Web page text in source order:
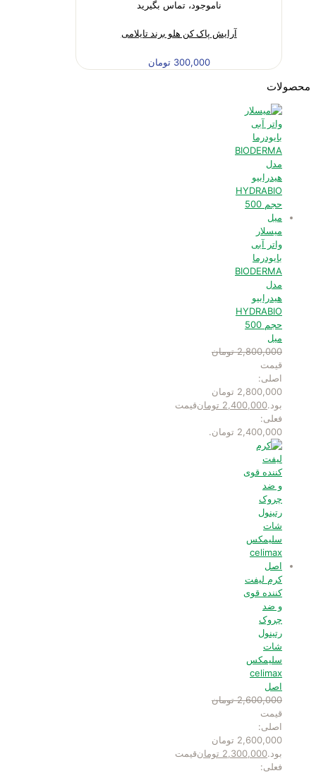
ناموجود، تماس بگیرید
آرایش پاک کن هلو برند تایلامی
300,000 تومان
محصولات
میسلار
واتر آبی
بایودرما
BIODERMA
مدل
هیدرابیو
HYDRABIO
حجم 500
میل
2,800,000 تومان
قیمت
اصلی:
2,800,000 تومان
بود.2,400,000 تومانقیمت
فعلی:
2,400,000 تومان.
کرم لیفت
کننده قوی
و ضد
چروک
رتینول
شات
سلیمکس
celimax
اصل
2,600,000 تومان
قیمت
اصلی:
2,600,000 تومان
بود.2,300,000 تومانقیمت
فعلی: